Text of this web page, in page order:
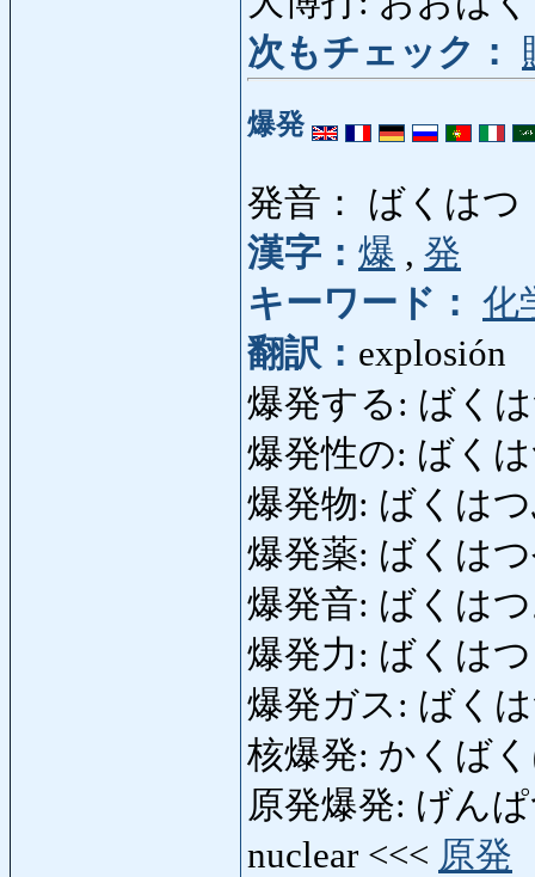
次もチェック：
爆発
発音： ばくはつ
漢字： 爆 , 発
キーワード： 化
翻訳： explosión
爆発する: ばく
爆発性の: ばく
爆発物: ばくは
爆発薬: ばくは
爆発音: ばくはつ
爆発力: ばくは
爆発ガス: ばく
核爆発: かくば
原発爆発: げん
nuclear <<< 原発